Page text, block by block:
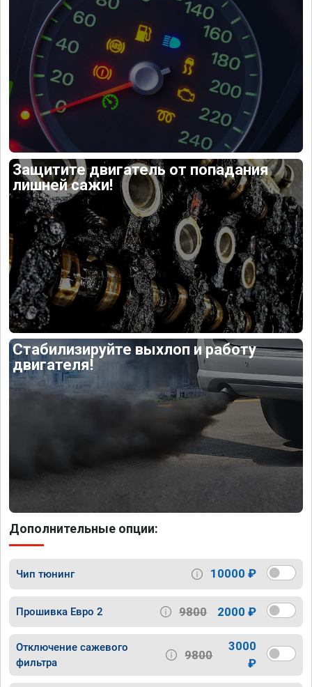
Защитите двигатель от попадания
лишней сажи!
Стабилизируйте выхлоп и работу
двигателя!
Дополнительные опции:
Чип тюнинг 10000 ₽
Прошивка Евро 2 9800 2000 ₽
Отключение сажевого
фильтра
9800
3000
₽